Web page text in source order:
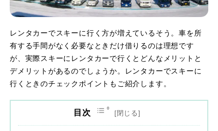
レンタカーでスキーに行く方が増えているそう。車を所
有する手間がなく必要なときだけ借りるのは理想です
が、実際スキーにレンタカーで行くとどんなメリットと
デメリットがあるのでしょうか。レンタカーでスキーに
行くときのチェックポイントもご紹介します。
目次